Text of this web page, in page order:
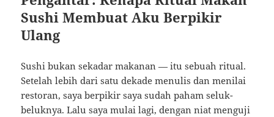
Sushi Membuat Aku Berpikir
Ulang
Sushi bukan sekadar makanan — itu sebuah ritual.
Setelah lebih dari satu dekade menulis dan menilai
restoran, saya berpikir saya sudah paham seluk-
beluknya. Lalu saya mulai lagi, dengan niat menguji